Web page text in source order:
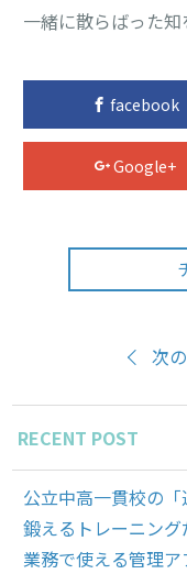
一緒に散らばった知
facebook
Google+
次
RECENT POST
公立中高一貫校の
鍛えるトレーニン
業務で使える管理